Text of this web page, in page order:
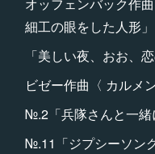
オッフェンバック作
細工の眼をした人形」
「美しい夜、おお、
ビゼー作曲〈 カルメ
№.2「兵隊さんと一緒
№.11「ジプシーソン